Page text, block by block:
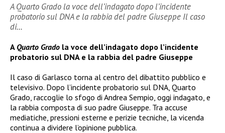
A Quarto Grado la voce dell’indagato dopo l’incidente
probatorio sul DNA e la rabbia del padre Giuseppe Il caso
di…
A Quarto Grado la voce dell’indagato dopo l’incidente
probatorio sul DNA e la rabbia del padre Giuseppe
Il caso di Garlasco torna al centro del dibattito pubblico e
televisivo. Dopo l’incidente probatorio sul DNA, Quarto
Grado, raccoglie lo sfogo di Andrea Sempio, oggi indagato, e
la rabbia composta di suo padre Giuseppe. Tra accuse
mediatiche, pressioni esterne e perizie tecniche, la vicenda
continua a dividere l’opinione pubblica.